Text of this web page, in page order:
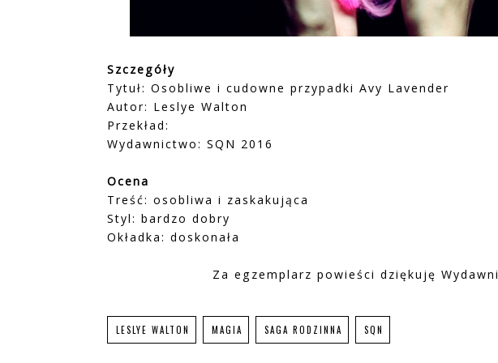
Szczegóły
Tytuł: Osobliwe i cudowne przypadki Avy Lavender
Autor: Leslye Walton
Przekład:
Wydawnictwo: SQN 2016
Ocena
Treść: osobliwa i zaskakująca
Styl: bardzo dobry
Okładka: doskonała
Za egzemplarz powieści dziękuję
LESLYE WALTON MAGIA SAGA RODZINNA SQN